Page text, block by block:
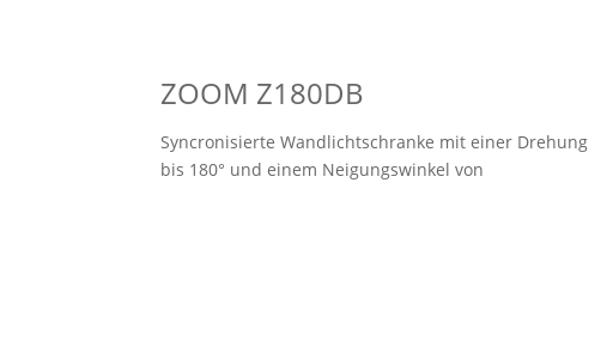
ZOOM Z180DB
Syncronisierte Wandlichtschranke mit einer Drehung
bis 180° und einem Neigungswinkel von